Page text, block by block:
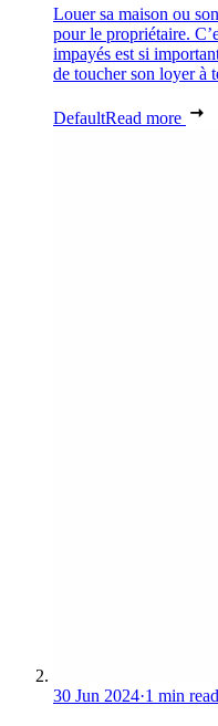
Louer sa maison ou
pour le propriétaire.
impayés est si
de toucher son loyer à
DefaultRead more
30 Jun 2024·1 min read